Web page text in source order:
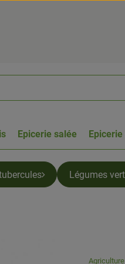
Epicerie salée
Légumes
,